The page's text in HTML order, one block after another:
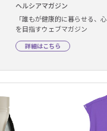
ヘルシアマガジン
「誰もが健康的に暮らせる、
を目指すウェブマガジン
詳細はこちら